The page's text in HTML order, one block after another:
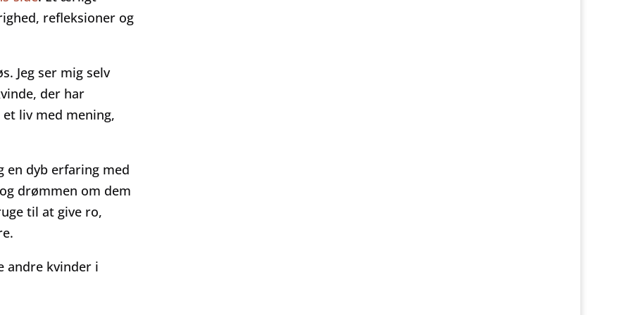
refleksioner og
Jeg ser mig selv
der har
liv med mening,
en dyb erfaring med
drømmen om dem
til at give ro,
andre kvinder i